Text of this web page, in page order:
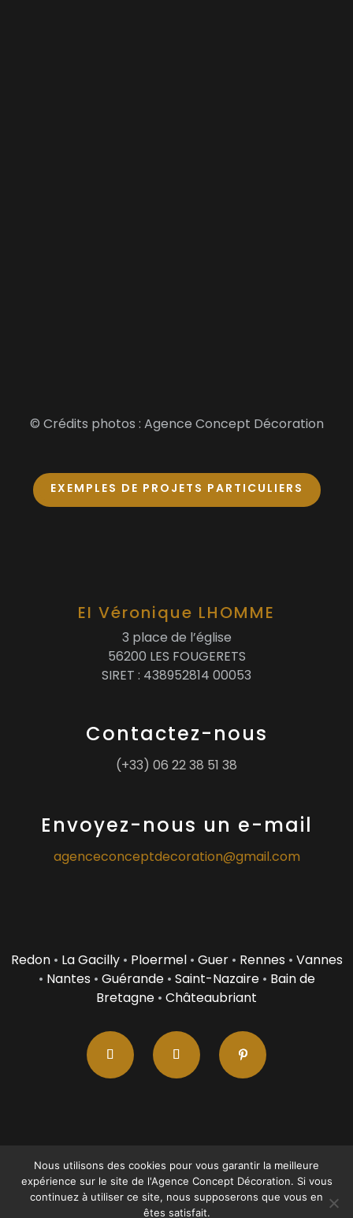
© Crédits photos : Agence Concept Décoration
EXEMPLES DE PROJETS PARTICULIERS
EI Véronique LHOMME
3 place de l’église
56200 LES FOUGERETS
SIRET : 438952814 00053
Contactez-nous
(+33) 06 22 38 51 38
Envoyez-nous un e-mail
agenceconceptdecoration@gmail.com
Redon• La Gacilly• Ploermel• Guer• Rennes • Vannes
• Nantes • Guérande• Saint-Nazaire• Bain de
Bretagne • Châteaubriant
Copyright © 2009 -2026EI Véronique LHOMME - Tous droits
Nous utilisons des cookies pour vous garantir la meilleure
expérience sur le site de l'Agence Concept Décoration. Si vous
continuez à utiliser ce site, nous supposerons que vous en
êtes satisfait.